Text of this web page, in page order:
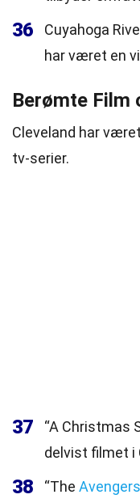
36
Cuyahoga
har været en
Berømte Film
Cleveland har
tv-serier.
37
“A Christmas
delvist filmet i
38 “The Avengers